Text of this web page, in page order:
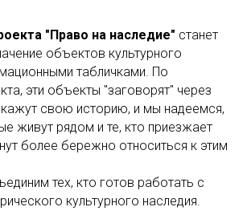
"Право на наследие" станет
объектов культурного
табличками. По
эти объекты "заговорят" через
свою историю, и мы надеемся,
живут рядом и те, кто приезжает
более бережно относиться к этим
тех, кто готов работать с
культурного наследия.